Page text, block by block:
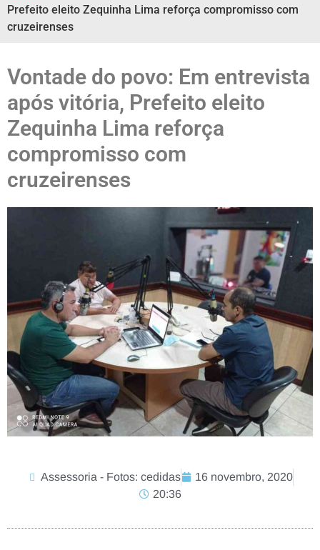
Prefeito eleito Zequinha Lima reforça compromisso com
cruzeirenses
Vontade do povo: Em entrevista
após vitória, Prefeito eleito
Zequinha Lima reforça
compromisso com
cruzeirenses
Assessoria - Fotos: cedidas
16 novembro, 2020
20:36